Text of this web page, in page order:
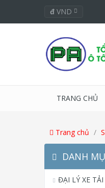
đ VND
TRANG CHỦ
Trang chủ
DANH
ĐẠI LÝ XE